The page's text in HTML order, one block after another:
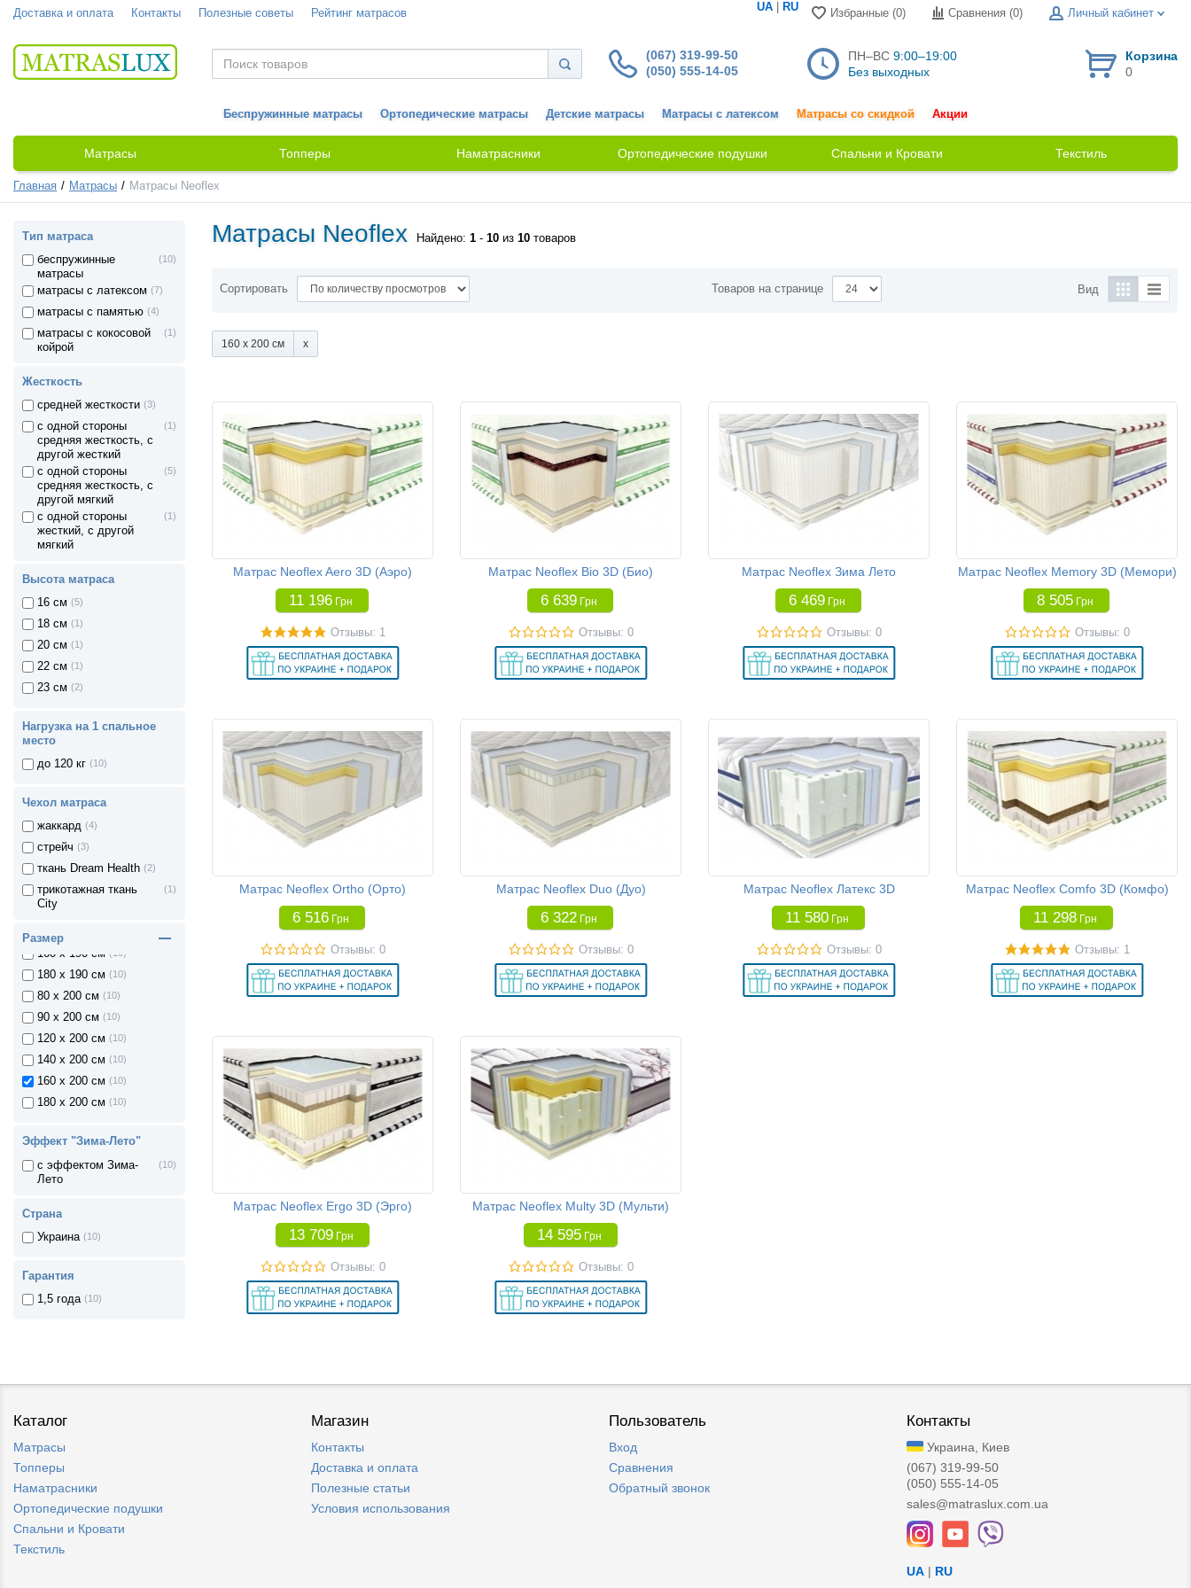
Доставка и оплата Контакты Полезные советы Рейтинг матрасов UA RU Избранные (0) Сравнения (0) Личный кабинет
(067) 319-99-50
(050) 555-14-05
ПН–ВС 9:00–19:00
Без выходных
Корзина
0
Беспружинные матрасы Ортопедические матрасы Детские матрасы Матрасы с латексом Матрасы со скидкой Акции
Матрасы Топперы Наматрасники Ортопедические подушки Спальни и Кровати Текстиль
Главная Матрасы Матрасы Neoflex
Тип матраса
беспружинные
матрасы
(10)
матрасы с латексом (7)
матрасы с памятью (4)
матрасы с кокосовой
койрой
(1)
Жесткость
средней жесткости (3)
с одной стороны
средняя жесткость, с
другой жесткий
(1)
с одной стороны
средняя жесткость, с
другой мягкий
(5)
с одной стороны
жесткий, с другой
мягкий
(1)
Высота матраса
16 см (5)
18 см (1)
20 см (1)
22 см (1)
23 см (2)
Нагрузка на 1 спальное
место
до 120 кг (10)
Чехол матраса
жаккард (4)
стрейч (3)
ткань Dream Health (2)
трикотажная ткань
City
(1)
Размер
80 x 190 см (10)
90 x 190 см (10)
120 x 190 см
160 x 190 см (10)
180 x 190 см (10)
80 x 200 см (10)
90 x 200 см (10)
120 x 200 см (10)
140 x 200 см (10)
160 x 200 см (10)
180 x 200 см (10)
Эффект "Зима-Лето"
с эффектом Зима-
Лето
(10)
Страна
Украина (10)
Гарантия
1,5 года (10)
Матрасы Neoflex Найдено: 1 - 10 из 10 товаров
Сортировать Товаров на странице Вид
160 x 200 см
Матрас Neoflex Aero 3D (Аэро)
11 196 Грн
Отзывы: 1
Матрас Neoflex Bio 3D (Био)
6 639 Грн
Отзывы: 0
Матрас Neoflex Зима Лето
6 469 Грн
Отзывы: 0
Матрас Neoflex Memory 3D (Мемори)
8 505 Грн
Отзывы: 0
Матрас Neoflex Ortho (Орто)
6 516 Грн
Отзывы: 0
Матрас Neoflex Duo (Дуо)
6 322 Грн
Отзывы: 0
Матрас Neoflex Латекс 3D
11 580 Грн
Отзывы: 0
Матрас Neoflex Comfo 3D (Комфо)
11 298 Грн
Отзывы: 1
Матрас Neoflex Ergo 3D (Эрго)
13 709 Грн
Отзывы: 0
Матрас Neoflex Multy 3D (Мульти)
14 595 Грн
Отзывы: 0
Каталог
Матрасы
Топперы
Наматрасники
Ортопедические подушки
Спальни и Кровати
Текстиль
Магазин
Контакты
Доставка и оплата
Полезные статьи
Условия использования
Пользователь
Вход
Сравнения
Обратный звонок
Контакты
Украина, Киев
(067) 319-99-50
(050) 555-14-05
sales@matraslux.com.ua
UA | RU